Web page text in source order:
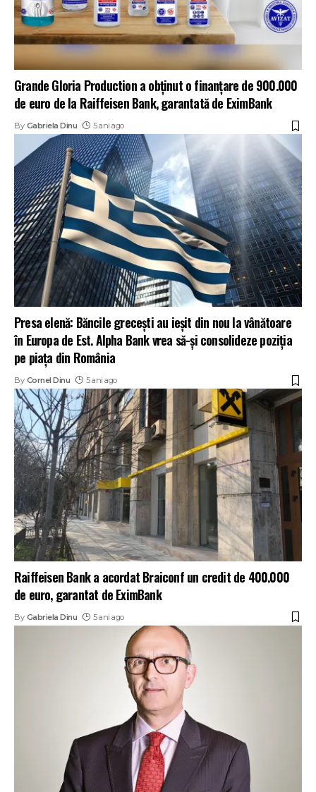
Grande Gloria Production a obținut o finanțare de 900.000
de euro de la Raiffeisen Bank, garantată de EximBank
By Gabriela Dinu 5 ani ago
Presa elenă: Băncile grecești au ieșit din nou la vânătoare
în Europa de Est. Alpha Bank vrea să-și consolideze poziția
pe piața din România
By Cornel Dinu 5 ani ago
Raiffeisen Bank a acordat Braiconf un credit de 400.000
de euro, garantat de EximBank
By Gabriela Dinu 5 ani ago